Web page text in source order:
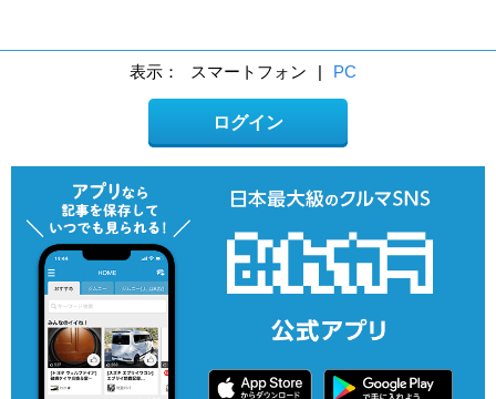
表示： スマートフォン | PC
ログイン